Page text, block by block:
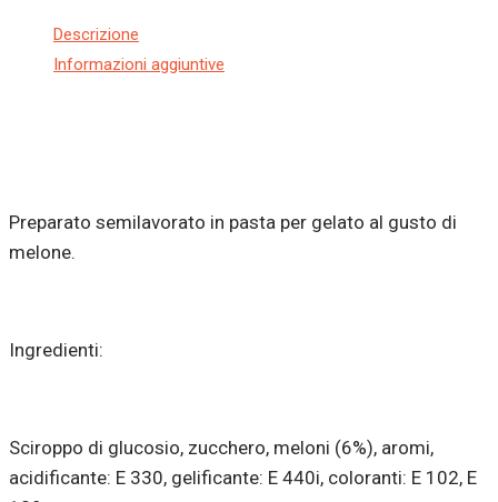
Descrizione
Informazioni aggiuntive
Preparato semilavorato in pasta per gelato al gusto di
melone.
Ingredienti:
Sciroppo di glucosio, zucchero, meloni (6%), aromi,
acidificante: E 330, gelificante: E 440i, coloranti: E 102, E